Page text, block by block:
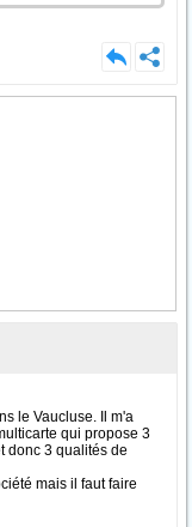
le Vaucluse. Il m'a
qui propose 3
donc 3 qualités de
mais il faut faire